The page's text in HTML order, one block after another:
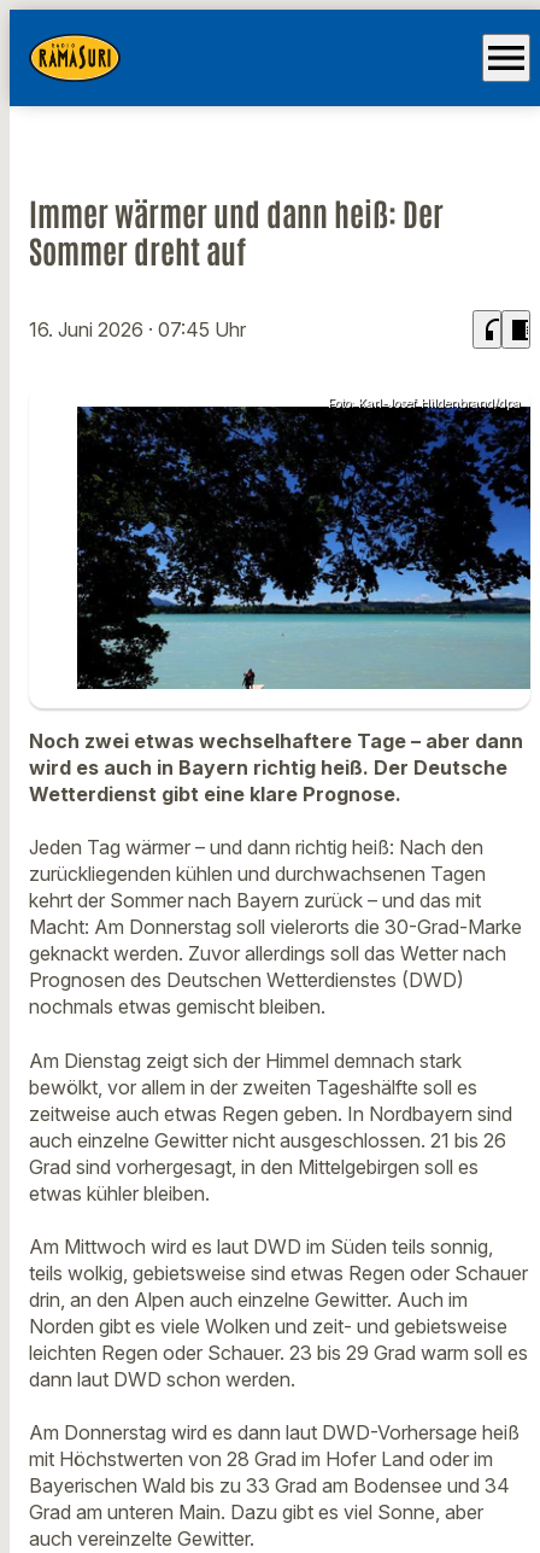
menu
Immer wärmer und dann heiß: Der
Sommer dreht auf
16. Juni 2026 · 07:45 Uhr headphones chrome_reader_mode
Foto: Karl-Josef Hildenbrand/dpa
Noch zwei etwas wechselhaftere Tage – aber dann
wird es auch in Bayern richtig heiß. Der Deutsche
Wetterdienst gibt eine klare Prognose.
Jeden Tag wärmer – und dann richtig heiß: Nach den
zurückliegenden kühlen und durchwachsenen Tagen
kehrt der Sommer nach Bayern zurück – und das mit
Macht: Am Donnerstag soll vielerorts die 30-Grad-Marke
geknackt werden. Zuvor allerdings soll das Wetter nach
Prognosen des Deutschen Wetterdienstes (DWD)
nochmals etwas gemischt bleiben.
Am Dienstag zeigt sich der Himmel demnach stark
bewölkt, vor allem in der zweiten Tageshälfte soll es
zeitweise auch etwas Regen geben. In Nordbayern sind
auch einzelne Gewitter nicht ausgeschlossen. 21 bis 26
Grad sind vorhergesagt, in den Mittelgebirgen soll es
etwas kühler bleiben.
Am Mittwoch wird es laut DWD im Süden teils sonnig,
teils wolkig, gebietsweise sind etwas Regen oder Schauer
drin, an den Alpen auch einzelne Gewitter. Auch im
Norden gibt es viele Wolken und zeit- und gebietsweise
leichten Regen oder Schauer. 23 bis 29 Grad warm soll es
dann laut DWD schon werden.
Am Donnerstag wird es dann laut DWD-Vorhersage heiß
mit Höchstwerten von 28 Grad im Hofer Land oder im
Bayerischen Wald bis zu 33 Grad am Bodensee und 34
Grad am unteren Main. Dazu gibt es viel Sonne, aber
auch vereinzelte Gewitter.